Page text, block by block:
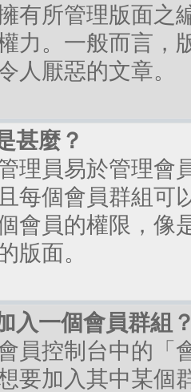
有所管理版面之
力。一般而言，
人厭惡的文章。
甚麼？
理員易於管理會
每個會員群組可
會員的權限，像
版面。
入一個會員群組
員控制台中的「
要加入其中某個